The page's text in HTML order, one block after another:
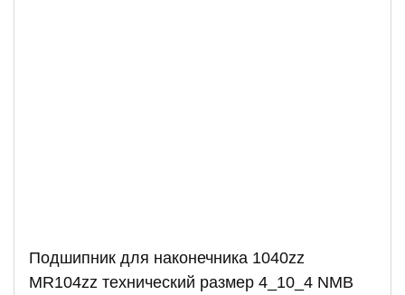
Подшипник для наконечника 1040zz
MR104zz технический размер 4_10_4 NMB